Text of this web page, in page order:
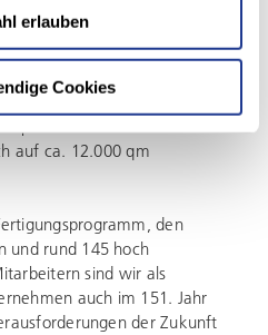
erlauben
Cookies
verbundene,
machte bereits
des Betriebs auf ein
am Main erforderlich. Sie
auf ca. 12.000 qm
den
und rund 145 hoch
sind wir als
auch im 151. Jahr
der Zukunft